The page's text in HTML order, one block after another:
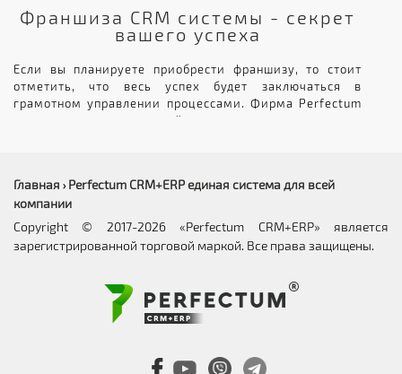
Франшиза CRM системы - секрет
вашего успеха
Если вы планируете приобрести франшизу, то стоит
отметить, что весь успех будет заключаться в
грамотном управлении процессами. Фирма Perfectum
применяет для этих целей современные программные
застрахует вас в любой рискованной ситуации. Наша
франшиза очень выгодна, так как crm системы
пользуются огромным спросом в современном бизнесе.
Все предприятия, даже самые небольшие, стремятся к
автоматизации и эффективному взаимодействию с
уникальное решение, для организации бизнес-
процессов и заработаете на этом.
система для франчайзеров
Главная › Perfectum CRM+ERP единая система для всей
компании
Copyright © 2017-2026 «Perfectum CRM+ERP» является
зарегистрированной торговой маркой. Все права защищены.